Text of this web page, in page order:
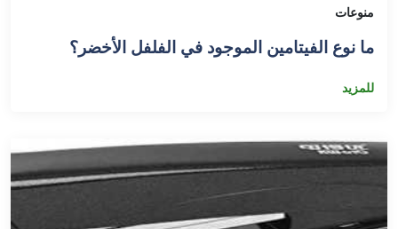
منوعات
ما نوع الفيتامين الموجود في الفلفل الأخضر؟
للمزيد